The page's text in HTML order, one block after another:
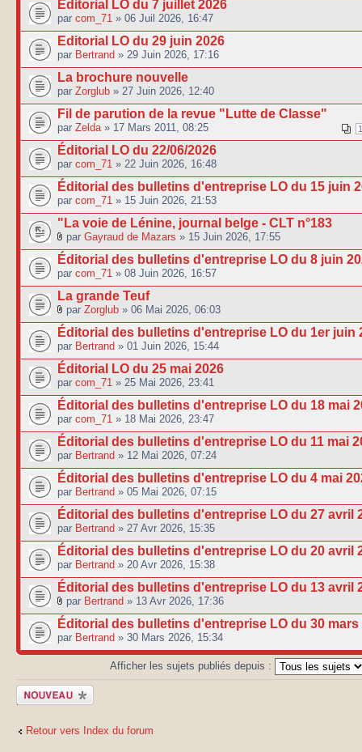
Éditorial LO du 7 juillet 2026
par com_71 » 06 Juil 2026, 16:47
Editorial LO du 29 juin 2026
par Bertrand » 29 Juin 2026, 17:16
La brochure nouvelle
par Zorglub » 27 Juin 2026, 12:40
Fil de parution de la revue "Lutte de Classe"
1
par Zelda » 17 Mars 2011, 08:25
Éditorial LO du 22/06/2026
par com_71 » 22 Juin 2026, 16:48
Éditorial des bulletins d'entreprise LO du 15 juin
par com_71 » 15 Juin 2026, 21:53
"La voie de Lénine, journal belge - CLT n°183
par Gayraud de Mazars » 15 Juin 2026, 17:55
Éditorial des bulletins d'entreprise LO du 8 juin
par com_71 » 08 Juin 2026, 16:57
La grande Teuf
par Zorglub » 06 Mai 2026, 06:03
Éditorial des bulletins d'entreprise LO du 1er juin
par Bertrand » 01 Juin 2026, 15:44
Éditorial LO du 25 mai 2026
par com_71 » 25 Mai 2026, 23:41
Éditorial des bulletins d'entreprise LO du 18 mai
par com_71 » 18 Mai 2026, 23:47
Éditorial des bulletins d'entreprise LO du 11 mai
par Bertrand » 12 Mai 2026, 07:24
Éditorial des bulletins d'entreprise LO du 4 mai
par Bertrand » 05 Mai 2026, 07:15
Éditorial des bulletins d'entreprise LO du 27 avril
par Bertrand » 27 Avr 2026, 15:35
Éditorial des bulletins d'entreprise LO du 20 avril
par Bertrand » 20 Avr 2026, 15:38
Éditorial des bulletins d'entreprise LO du 13 avril
par Bertrand » 13 Avr 2026, 17:36
Éditorial des bulletins d'entreprise LO du 30 mars
par Bertrand » 30 Mars 2026, 15:34
Afficher les sujets publiés depuis :
Publier un
nouveau sujet
Retour vers Index du forum